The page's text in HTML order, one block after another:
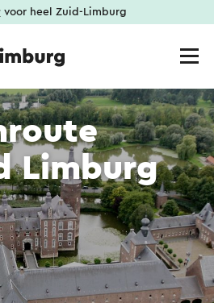
voor heel Zuid-Limburg
Limburg